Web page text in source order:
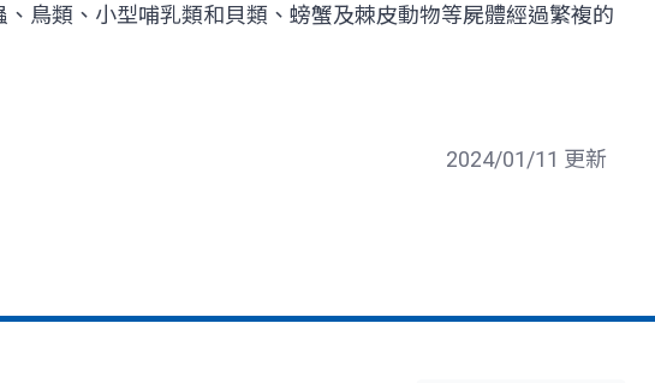
鳥類、小型哺乳類和貝類、螃蟹及棘皮動物等屍體經過繁複的
2024/01/11 更新